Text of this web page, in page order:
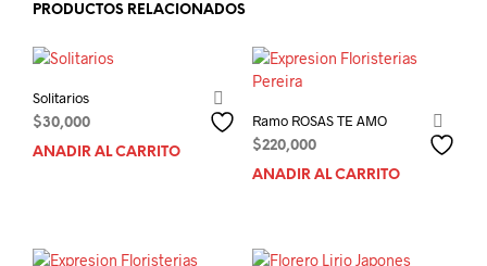
PRODUCTOS RELACIONADOS
Solitarios
$30,000
AÑADIR AL CARRITO
Ramo ROSAS TE AMO
$220,000
AÑADIR AL CARRITO